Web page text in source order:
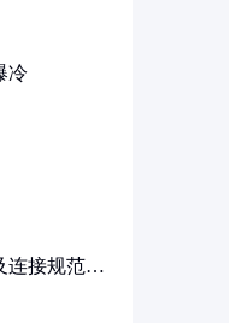
冷
连接规范详